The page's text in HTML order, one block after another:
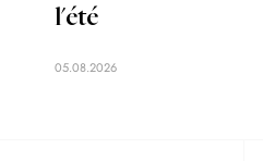
l'été
05.08.2026